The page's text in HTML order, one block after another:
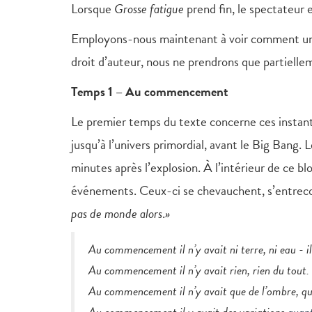
Lorsque Grosse fatigue prend fin, le spectateur
Employons-nous maintenant à voir comment
droit d’auteur, nous ne prendrons que
Temps 1 – Au commencement
Le premier temps du texte concerne ces
jusqu’à l’univers primordial, avant le Big
minutes après l’explosion. À l’intérieur de ce
événements. Ceux-ci se chevauchent,
pas de monde alors.»
Au commencement il n’y avait ni terre, ni eau
Au commencement il n’y avait rien, rien du
Au commencement il n’y avait que de l’ombre,